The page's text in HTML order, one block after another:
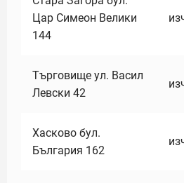
Цар Симеон Велики
144
Търговище ул. Васил
Левски 42
Хасково бул.
България 162